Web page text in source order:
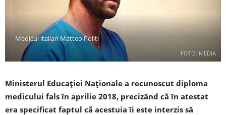
FOTO: MEDIA
Medicul italian Matteo Politi
Ministerul Educaţiei Naţionale a recunoscut diploma
medicului fals în aprilie 2018, precizând că în atestat
era specificat faptul că acestuia îi este interzis să